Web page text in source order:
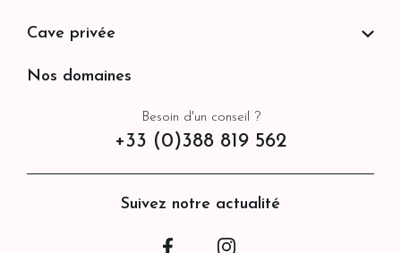
Besoin d'un conseil ?
+33 (0)388 819 562
Suivez notre actualité
Facebook
Cave privée
Nos domaines